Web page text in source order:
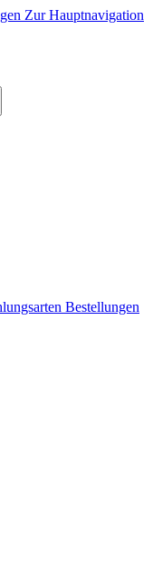
Zur Hauptnavigation
Bestellungen